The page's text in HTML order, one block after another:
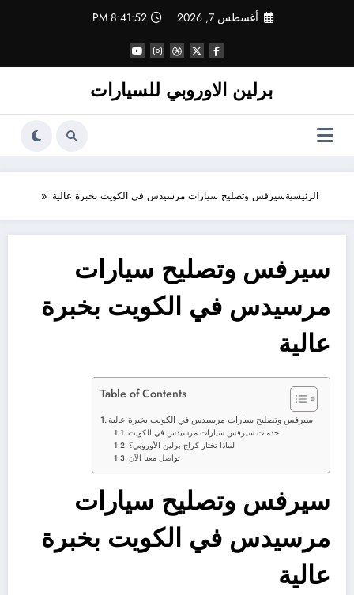
أغسطس 7, 2026 8:41:53 PM
برلين الاوروبي للسيارات
الرئيسيةسيرفس وتصليح سيارات مرسيدس في الكويت بخبرة عالية
سيرفس وتصليح سيارات
مرسيدس في الكويت بخبرة
عالية
Table of Contents
سيرفس وتصليح سيارات مرسيدس في الكويت بخبرة عالية
خدمات سيرفس سيارات مرسيدس في الكويت
لماذا تختار كراج برلين الأوروبي؟
تواصل معنا الآن
سيرفس وتصليح سيارات
مرسيدس في الكويت بخبرة
عالية